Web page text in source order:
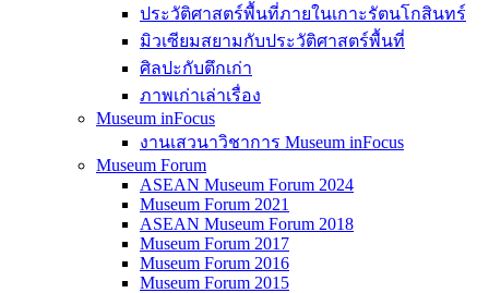
ประวัติศาสตร์พื้นที่ภายในเกาะรัตนโกสินทร์
มิวเซียมสยามกับประวัติศาสตร์พื้นที่
ศิลปะกับตึกเก่า
ภาพเก่าเล่าเรื่อง
Museum inFocus
งานเสวนาวิชาการ Museum inFocus
Museum Forum
ASEAN Museum Forum 2024
Museum Forum 2021
ASEAN Museum Forum 2018
Museum Forum 2017
Museum Forum 2016
Museum Forum 2015